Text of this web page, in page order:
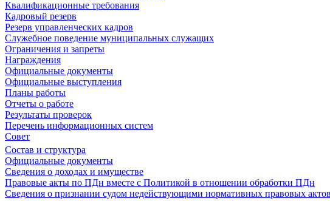
Квалификационные требования
Кадровый резерв
Резерв управленческих кадров
Служебное поведение муниципальных служащих
Ограничения и запреты
Награждения
Официальные документы
Официальные выступления
Планы работы
Отчеты о работе
Результаты проверок
Перечень информационных систем
Совет
Состав и структура
Официальные документы
Сведения о доходах и имуществе
Правовые акты по ПДн вместе с Политикой в отношении обработки ПДн
Сведения о признании судом недействующими нормативных правовых